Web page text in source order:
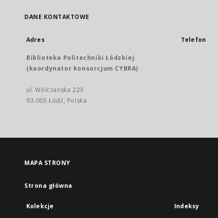
DANE KONTAKTOWE
Adres
Biblioteka Politechniki Łódzkiej
(koordynator konsorcjum CYBRA)
ul. Wólczańska 223
93-005 Łódź, Polska
Telefon
MAPA STRONY
Strona główna
Kolekcje Indeksy